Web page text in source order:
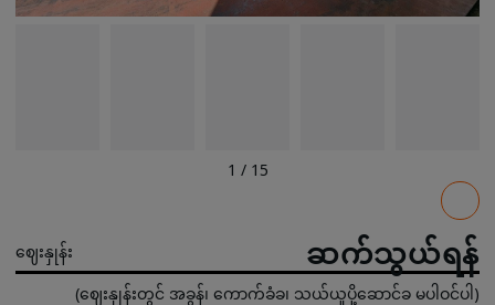
1 / 15
ဈေးနှုန်း ဆက်သွယ်ရန်
(ဈေးနှုန်းတွင် အခွန်၊ ကောက်ခံခ၊ သယ်ယူပို့ဆောင်ခ မပါဝင်ပါ)